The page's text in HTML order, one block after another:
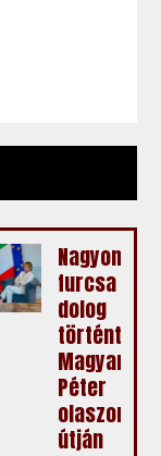
Nagyon
furcsa
dolog
történt
Magyar
Péter
útján